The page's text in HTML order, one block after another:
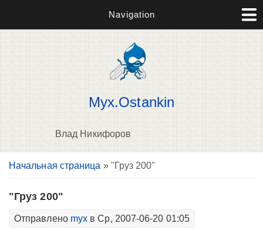
Navigation
Myx.Ostankin
Влад Никифоров
Вы здесь
Начальная страница » "Груз 200"
"Груз 200"
Отправлено myx в Ср, 2007-06-20 01:05